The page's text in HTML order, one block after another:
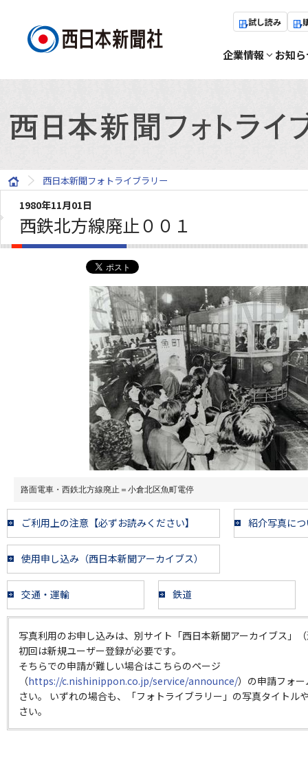
試し読み
企業情報 お知
西日本新聞フォトライブラリー
1980年11月01日
西鉄北方線廃止００１
路面電車・西鉄北方線廃止＝小倉北区魚町電停
ご利用上の注意【必ずお読みください】 紹介写真に
使用申し込み（西日本新聞アーカイブス）
交通・運輸 鉄道
写真利用のお申し込みは、別サイト「西日本新聞アーカイブス」
初回は新規ユーザー登録が必要です。
そちらでの申請が難しい場合はこちらのページ
（https://c.nishinippon.co.jp/service/announce/）の申請フォ
さい。 いずれの場合も、「フォトライブラリー」の写真タイトル
さい。